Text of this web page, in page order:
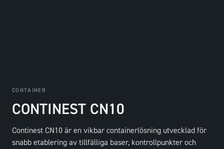
CONTAINER
CONTINEST CN10
Continest CN10 är en vikbar containerlösning utvecklad för
snabb etablering av tillfälliga baser, kontrollpunkter och